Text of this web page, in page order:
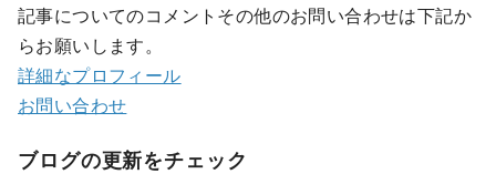
記事についてのコメントその他のお問い合わせは下記か
らお願いします。
詳細なプロフィール
お問い合わせ
ブログの更新をチェック